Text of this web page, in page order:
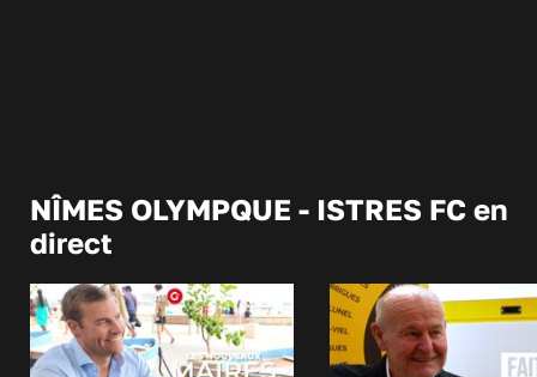
NÎMES OLYMPQUE - ISTRES FC en
direct